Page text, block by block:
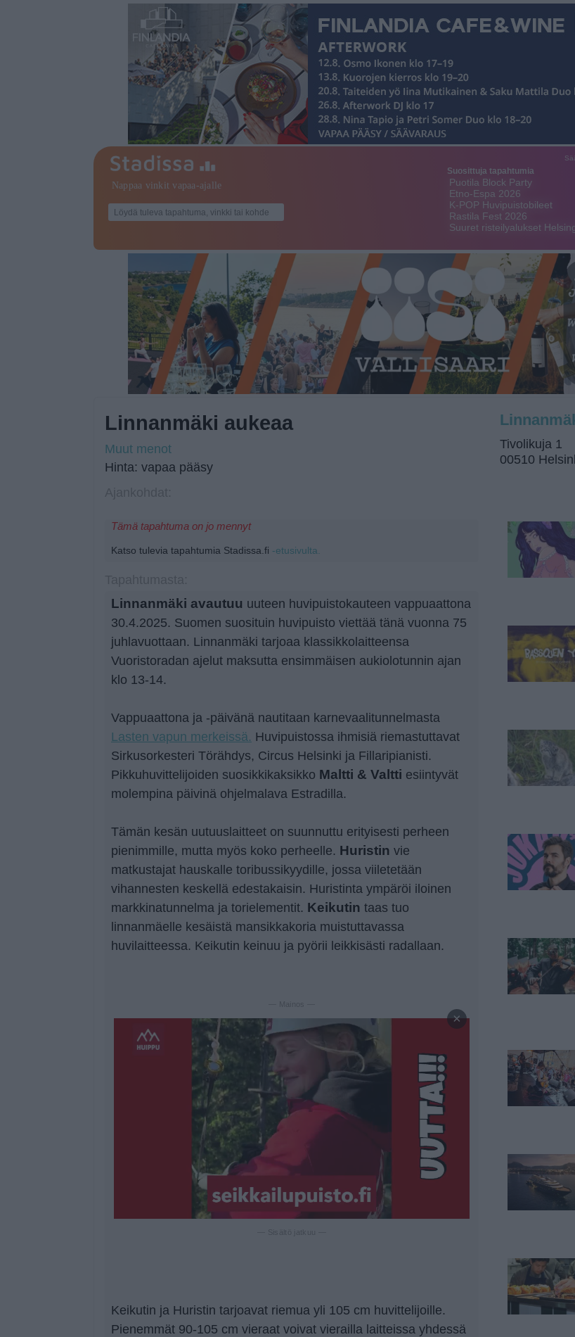
Suosittuja tapahtumia
Puotila Block Party
Etno-Espa 2026
K-POP Huvipuistobileet
Rastila Fest 2026
Suuret risteilyalukset
Linnanmäki aukeaa
Muut menot
Hinta: vapaa pääsy
Tämä tapahtuma on jo mennyt
Katso tulevia tapahtumia Stadissa.fi -etusivulta.
Linnanmäki avautuu uuteen huvipuistokauteen vappuaattona
30.4.2025. Suomen suosituin huvipuisto viettää tänä vuonna 75
juhlavuottaan. Linnanmäki tarjoaa klassikkolaitteensa
Vuoristoradan ajelut maksutta ensimmäisen aukiolotunnin ajan
klo 13-14.
Vappuaattona ja -päivänä nautitaan karnevaalitunnelmasta
Lasten vapun merkeissä. Huvipuistossa ihmisiä riemastuttavat
Sirkusorkesteri Törähdys, Circus Helsinki ja Fillaripianisti.
Pikkuhuvittelijoiden suosikkikaksikko Maltti & Valtti esiintyvät
molempina päivinä ohjelmalava Estradilla.
Tämän kesän uutuuslaitteet on suunnuttu erityisesti perheen
pienimmille, mutta myös koko perheelle. Huristin vie
matkustajat hauskalle toribussikyydille, jossa viiletetään
vihannesten keskellä edestakaisin. Huristinta ympäröi iloinen
markkinatunnelma ja torielementit. Keikutin taas tuo
linnanmäelle kesäistä mansikkakoria muistuttavassa
huvilaitteessa. Keikutin keinuu ja pyörii leikkisästi radallaan.
— Mainos —
×
Keikutin ja Huristin tarjoavat riemua yli 105 cm huvittelijoille.
Pienemmät 90-105 cm vieraat voivat vierailla laitteissa yhdessä
Tivolikuja 1
00510